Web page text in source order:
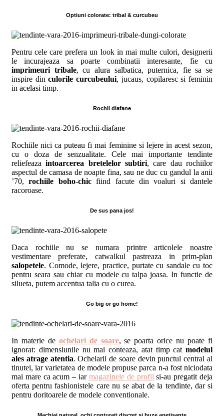
Optiuni colorate: tribal & curcubeu
Pentru cele care prefera un look in mai multe culori, designerii
le incurajeaza sa poarte combinatii interesante, fie cu
imprimeuri tribale, cu alura salbatica, puternica, fie sa se
inspire dinculorile curcubeului, jucaus, copilaresc si feminin
in acelasi timp.
Rochii diafane
Rochiile nici ca puteau fi mai feminine si lejere in acest sezon,
cu o doza de senzualitate. Cele mai importante tendinte
reliefeazaintoarcerea bretelelor subtiri, care dau rochiilor
aspectul de camasa de noapte fina, sau ne duc cu gandul la anii
’70,rochiile boho-chicfiind facute din voaluri si dantele
racoroase.
De sus pana jos!
Daca rochiile nu se numara printre articolele noastre
vestimentare preferate, catwalkul pastreaza in prim-plan
salopetele. Comode, lejere, practice, purtate cu sandale cu toc
pentru seara sau chiar cu modele cu talpa joasa. In functie de
silueta, putem accentua talia cu o curea.
Go big or go home!
In materie de ochelari de soare, se poarta orice nu poate fi
ignorat: dimensiunile nu mai conteaza, atat timp cat modelul
ales atrage atentia. Ochelarii de soare devin punctul central al
tinutei, iar varietatea de modele propuse parca n-a fost niciodata
mai mare ca acum – iar magazinele de profil si-au pregatit deja
oferta pentru fashionistele care nu se abat de la tendinte, dar si
pentru doritoarele de modele conventionale.